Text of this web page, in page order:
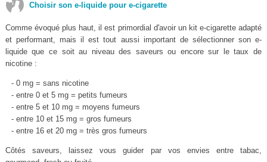
Choisir son e-liquide pour e-cigarette
Comme évoqué plus haut, il est primordial d'avoir un kit e-cigarette adapté
et performant, mais il est tout aussi important de sélectionner son e-
liquide que ce soit au niveau des saveurs ou encore sur le taux de
nicotine :
- 0 mg = sans nicotine
- entre 0 et 5 mg = petits fumeurs
- entre 5 et 10 mg = moyens fumeurs
- entre 10 et 15 mg = gros fumeurs
- entre 16 et 20 mg = très gros fumeurs
Côtés saveurs, laissez vous guider par vos envies entre tabac,